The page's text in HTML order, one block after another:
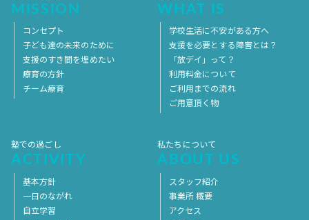
MISSION
コンセプト
子ども達の未来のために
支援のすき間を埋めたい
療育の方針
チーム療育
WHAT IS
学校生活に不安がある方へ
支援を必要とする障害とは？
「放デイ」って？
利用料金について
ご利用までの流れ
ご用意頂く物
塾での過ごし
ACTIVITY
基本方針
一日のながれ
自立学習
私たちについて
ABOUT US
スタッフ紹介
事業所 概要
アクセス